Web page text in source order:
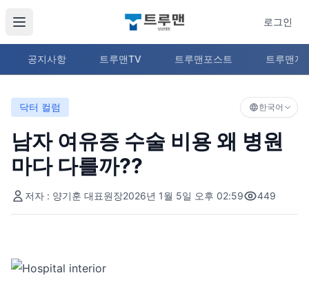
로그인
공지사항 트루맨TV 트루맨포스트 트루맨지
닥터 컬럼 한국어
남자 여유증 수술 비용 왜 병원
마다 다를까??
저자 : 양기훈 대표원장2026년 1월 5일 오후 02:59 449